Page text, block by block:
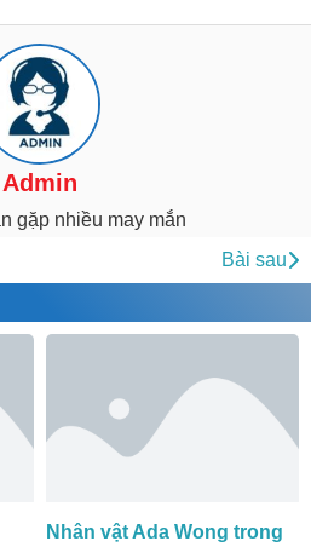
Admin
gặp nhiều may mắn
Bài sau
Nhân vật Ada Wong trong